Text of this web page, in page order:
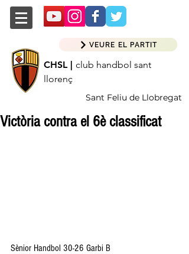
CHSL | club handbol sant
llorenç
Sant Feliu de Llobregat
VEURE EL PARTIT
Victòria contra el 6è classificat
Sènior Handbol 30-26 Garbi B